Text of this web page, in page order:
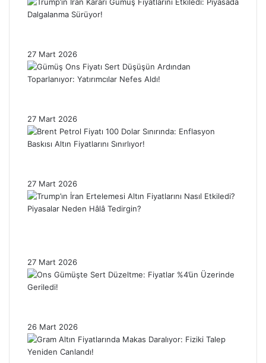
27 Mart 2026
27 Mart 2026
27 Mart 2026
27 Mart 2026
26 Mart 2026